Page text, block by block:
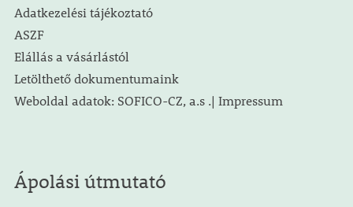
Adatkezelési tájékoztató
ASZF
Elállás a vásárlástól
Letölthető dokumentumaink
Weboldal adatok: SOFICO-CZ, a.s .| Impressum
Ápolási útmutató